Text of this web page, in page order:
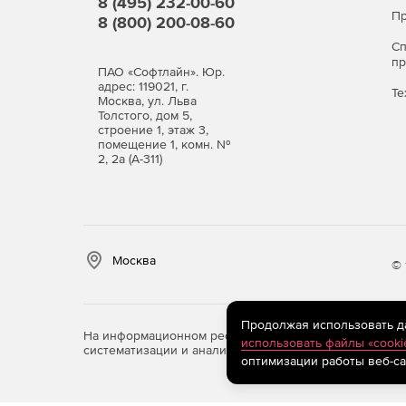
многопользовательский режим с
инструменты для рецензирования и
журнал изменений для отслеживания
Ключевые преимущества
Соответствие стандартам. Поддерживает
Наглядность. Графические модели делают
Автоматизация. Сокращает время на
шаблонов и алгоритмов.
8 (800) 200-08-60
ПАО «Софтлайн». Юр.
адрес: 119021, г.
Москва, ул. Льва
Толстого, дом 5,
строение 1, этаж 3,
помещение 1, комн. №
2, 2а (А-311)
Москва ©
На информационном ресурсе store.softline.ru
систематизации и анализа сведений, относящихся
Продолжая использовать
использовать файлы
оптимизации работы веб-